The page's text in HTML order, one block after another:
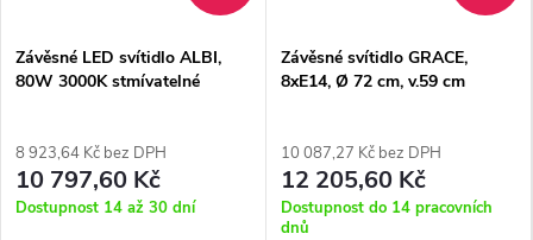
Závěsné LED svítidlo ALBI,
80W 3000K stmívatelné
8 923,64 Kč bez DPH
10 797,60 Kč
Dostupnost 14 až 30 dní
Závěsné svítidlo GRACE,
8xE14, Ø 72 cm, v.59 cm
10 087,27 Kč bez DPH
12 205,60 Kč
Dostupnost do 14 pracovních
dnů